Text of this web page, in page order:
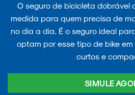
O seguro de bicicleta dobrável
medida para quem precisa de
no dia a dia. É o seguro ideal
optam por esse tipo de bike
curtos e
SIMULE